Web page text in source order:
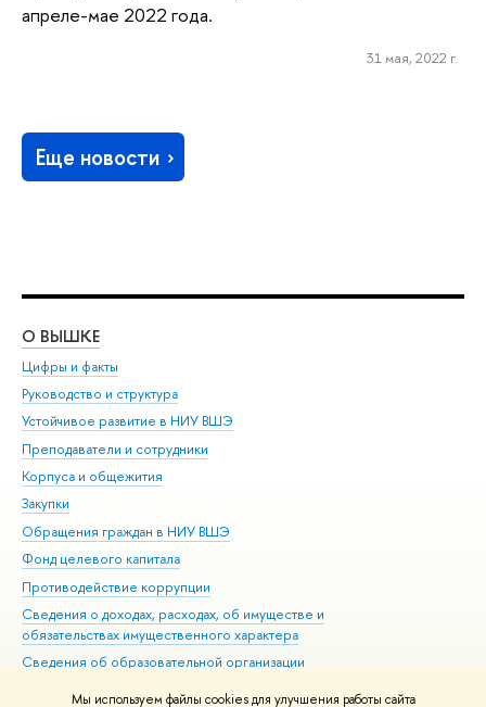
Мы используем файлы cookies для улучшения работы сайта
апреле-мае 2022 года.
31 мая, 2022 г.
Еще новости
О ВЫШКЕ
Цифры и факты
Руководство и структура
Устойчивое развитие в НИУ ВШЭ
Преподаватели и сотрудники
Корпуса и общежития
Закупки
Обращения граждан в НИУ ВШЭ
Фонд целевого капитала
Противодействие коррупции
Сведения о доходах, расходах, об имуществе и
обязательствах имущественного характера
Сведения об образовательной организации
Людям с ограниченными возможностями здоровья